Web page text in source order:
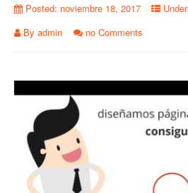
Posted: noviembre 18, 2017
By admin no Comments